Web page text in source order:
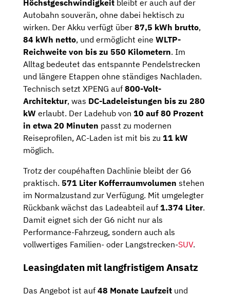
Höchstgeschwindigkeit bleibt er auch auf der
Autobahn souverän, ohne dabei hektisch zu
wirken. Der Akku verfügt über 87,5 kWh brutto,
84 kWh netto, und ermöglicht eine WLTP-
Reichweite von bis zu 550 Kilometern. Im
Alltag bedeutet das entspannte Pendelstrecken
und längere Etappen ohne ständiges Nachladen.
Technisch setzt XPENG auf 800-Volt-
Architektur, was DC-Ladeleistungen bis zu 280
kW erlaubt. Der Ladehub von 10 auf 80 Prozent
in etwa 20 Minuten passt zu modernen
Reiseprofilen, AC-Laden ist mit bis zu 11 kW
möglich.
Trotz der coupéhaften Dachlinie bleibt der G6
praktisch. 571 Liter Kofferraumvolumen stehen
im Normalzustand zur Verfügung. Mit umgelegter
Rückbank wächst das Ladeabteil auf 1.374 Liter.
Damit eignet sich der G6 nicht nur als
Performance-Fahrzeug, sondern auch als
vollwertiges Familien- oder Langstrecken-SUV.
Leasingdaten mit langfristigem Ansatz
Das Angebot ist auf 48 Monate Laufzeit und